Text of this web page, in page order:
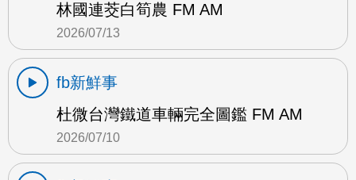
林國連茭白筍農 FM AM
2026/07/13
fb新鮮事
杜微台灣鐵道車輛完全圖鑑 FM AM
2026/07/10